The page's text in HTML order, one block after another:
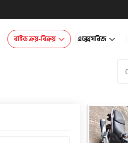
বাইক ক্রয়-বিক্রয় এক্সেসরিজ